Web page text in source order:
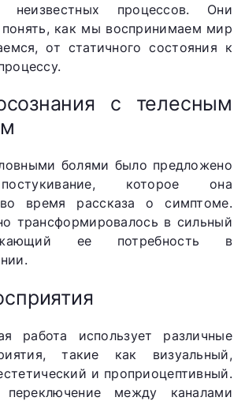
неизвестных процессов. Они
как мы воспринимаем мир
от статичного состояния к
с телесным
болями было предложено
которое она
время рассказа о симптоме.
трансформировалось в сильный
ее потребность в
работа использует различные
такие как визуальный,
и проприоцептивный.
переключение между каналами